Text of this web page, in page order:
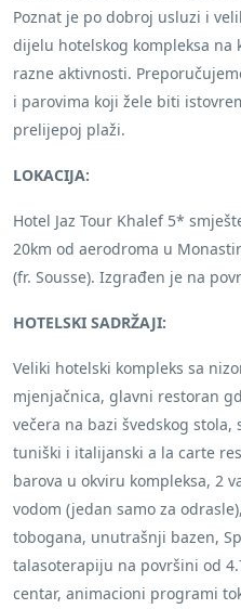
Poznat je po dobroj usluzi i
dijelu hotelskog kompleksa na
razne aktivnosti.
i parovima koji žele biti
prelijepoj plaži.
LOKACIJA:
Hotel Jaz Tour Khalef 5*
20km od aerodroma u
(fr. Sousse). Izgrađen je na
HOTELSKI SADRŽAJI:
Veliki hotelski kompleks sa
mjenjačnica, glavni restoran
večera na bazi švedskog stola,
tuniški i italijanski a la carte
barova u okviru kompleksa, 2
vodom (jedan samo za
tobogana, unutrašnji bazen,
talasoterapiju na površini od
centar, animacioni programi